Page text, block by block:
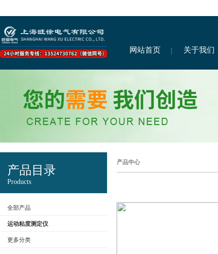
网站首页 关于我们
产品目录
Products
全部产品
运动粘度测定仪
更多分类
产品中心